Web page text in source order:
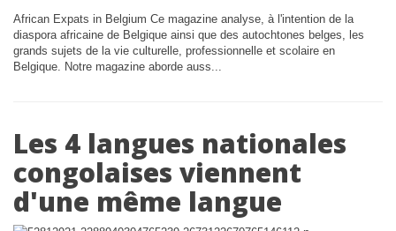
African Expats in Belgium Ce magazine analyse, à l'intention de la
diaspora africaine de Belgique ainsi que des autochtones belges, les
grands sujets de la vie culturelle, professionnelle et scolaire en
Belgique. Notre magazine aborde auss...
Les 4 langues nationales
congolaises viennent
d'une même langue